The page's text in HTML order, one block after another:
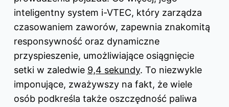
inteligentny system i-VTEC, który zarządza
czasowaniem zaworów, zapewnia znakomitą
responsywność oraz dynamiczne
przyspieszenie, umożliwiające osiągnięcie
setki w zaledwie 9,4 sekundy. To niezwykle
imponujące, zważywszy na fakt, że wiele
osób podkreśla także oszczędność paliwa